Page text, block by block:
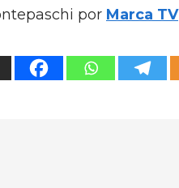
por Marca TV